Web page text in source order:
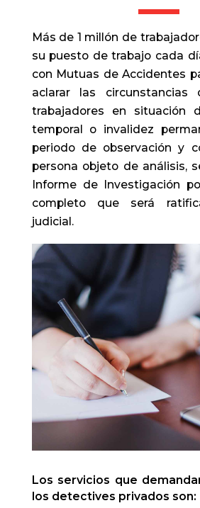
Más de 1 millón de
su puesto de trabajo cada
con Mutuas de Accidentes
aclarar las circunstancias
trabajadores en situación
temporal o invalidez
periodo de observación y
persona objeto de análisis,
Informe de Investigación
completo que será
judicial.
Los servicios que
los detectives privados son: